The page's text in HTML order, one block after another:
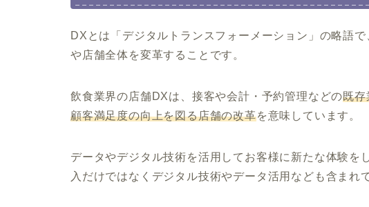
DXとは「デジタルトランスフォーメーション」の略語
や店舗全体を変革することです。
飲食業界の店舗DXは、接客や会計・予約管理などの既存
顧客満足度の向上を図る店舗の改革を意味しています。
データやデジタル技術を活用してお客様に新たな体験を
入だけではなくデジタル技術やデータ活用なども含まれ